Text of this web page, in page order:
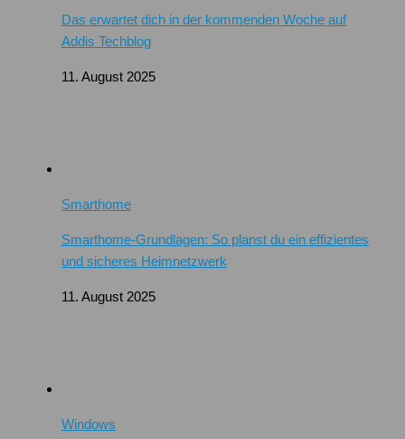
Das erwartet dich in der kommenden Woche auf
Addis Techblog
11. August 2025
Smarthome
Smarthome-Grundlagen: So planst du ein effizientes
und sicheres Heimnetzwerk
11. August 2025
Windows